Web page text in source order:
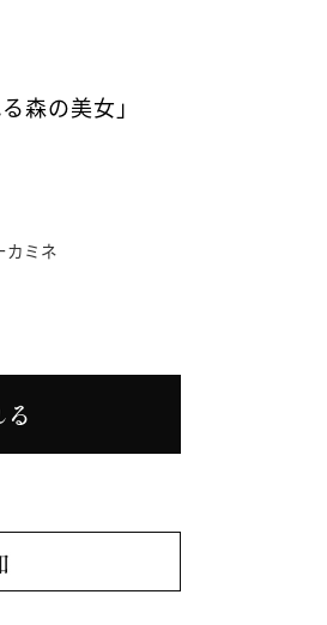
森の美女」
カミネ